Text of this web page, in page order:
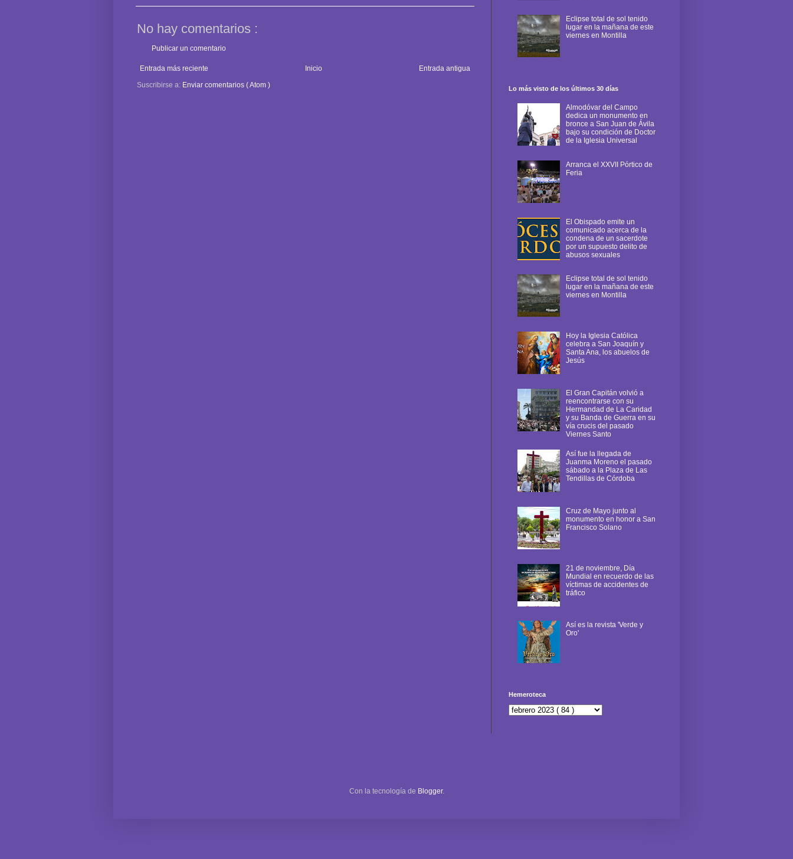
No hay comentarios :
Publicar un comentario
Entrada más reciente Entrada antigua
Inicio
Suscribirse a: Enviar comentarios ( Atom )
Eclipse total de sol tenido
lugar en la mañana de este
viernes en Montilla
Lo más visto de los últimos 30 días
Almodóvar del Campo
dedica un monumento en
bronce a San Juan de Ávila
bajo su condición de Doctor
de la Iglesia Universal
Arranca el XXVII Pórtico de
Feria
El Obispado emite un
comunicado acerca de la
condena de un sacerdote
por un supuesto delito de
abusos sexuales
Eclipse total de sol tenido
lugar en la mañana de este
viernes en Montilla
Hoy la Iglesia Católica
celebra a San Joaquín y
Santa Ana, los abuelos de
Jesús
El Gran Capitán volvió a
reencontrarse con su
Hermandad de La Caridad
y su Banda de Guerra en su
vía crucis del pasado
Viernes Santo
Así fue la llegada de
Juanma Moreno el pasado
sábado a la Plaza de Las
Tendillas de Córdoba
Cruz de Mayo junto al
monumento en honor a San
Francisco Solano
21 de noviembre, Día
Mundial en recuerdo de las
víctimas de accidentes de
tráfico
Así es la revista 'Verde y
Oro'
Hemeroteca
Con la tecnología de Blogger.